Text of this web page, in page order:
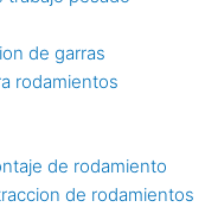
de garras
rodamientos
de rodamiento
de rodamientos